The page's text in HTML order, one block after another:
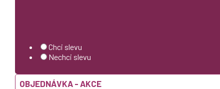
Chci slevu
Nechci slevu
OBJEDNÁVKA - AKCE